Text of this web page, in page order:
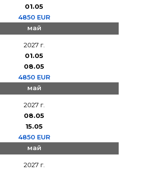
01.05
4850 EUR
май
2027 г.
01.05
08.05
4850 EUR
май
2027 г.
08.05
15.05
4850 EUR
май
2027 г.